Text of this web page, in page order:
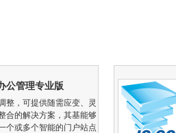
公管理专业版
整，可提供随需应变、灵
合的解决方案，其基能够
个或多个智能的门户站点